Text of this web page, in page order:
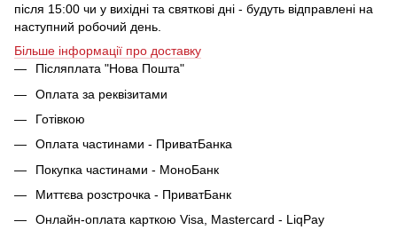
після 15:00 чи у вихідні та святкові дні - будуть відправлені на
наступний робочий день.
Більше інформації про доставку
Післяплата "Нова Пошта"
Оплата за реквізитами
Готівкою
Оплата частинами - ПриватБанка
Покупка частинами - МоноБанк
Миттєва розстрочка - ПриватБанк
Онлайн-оплата карткою Visa, Mastercard - LiqPay